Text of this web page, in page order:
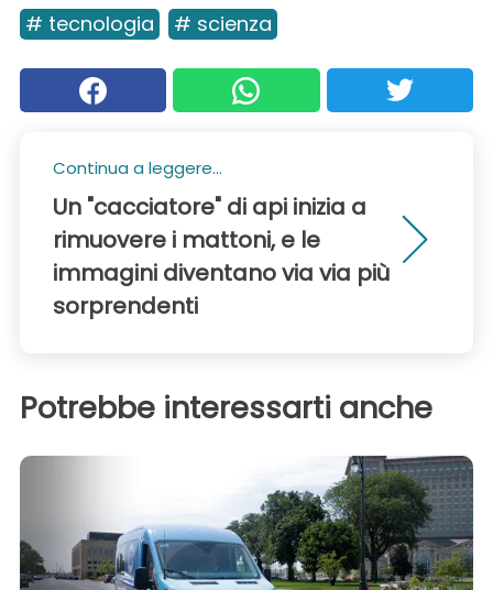
# tecnologia # scienza
Continua a leggere...
Un "cacciatore" di api inizia a
rimuovere i mattoni, e le
immagini diventano via via più
sorprendenti
Potrebbe interessarti anche